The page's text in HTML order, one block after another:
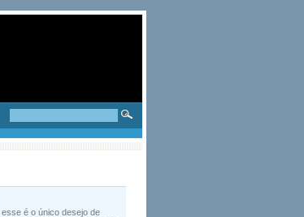
é o único desejo de